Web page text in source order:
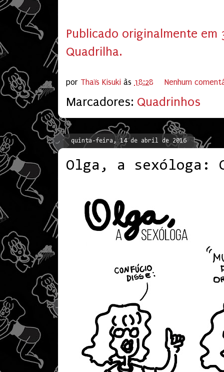
Publicado originalmente em
Quadrilha.
por Thaïs Kisuki às 18:28 Nenhum
Marcadores: Quadrinhos
quinta-feira, 14 de abril de 2016
Olga, a sexóloga: